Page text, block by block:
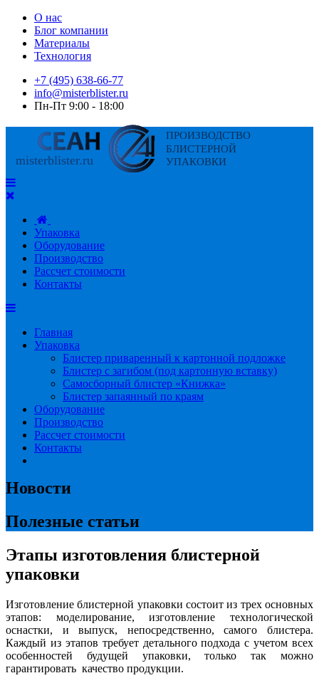
О нас
Блог компании
Материалы
Технология
+7 (495) 638-66-77
info@misterblister.ru
Пн-Пт 9:00 - 18:00
Упаковка
Оборудование
Производство
Рассчет стоимости
Контакты
Главная
Упаковка
Блистер приваренный к картонной подложке
Блистер с загибом (под картонную вставку)
Самосборный блистер «Книжка»
Блистер запаянный по краям
Оборудование
Производство
Рассчет стоимости
Контакты
Новости
Полезные статьи
Этапы изготовления блистерной
упаковки
Изготовление блистерной упаковки состоит из трех основных
этапов: моделирование, изготовление технологической
оснастки, и выпуск, непосредственно, самого блистера.
Каждый из этапов требует детального подхода с учетом всех
особенностей будущей упаковки, только так можно
гарантировать качество продукции.